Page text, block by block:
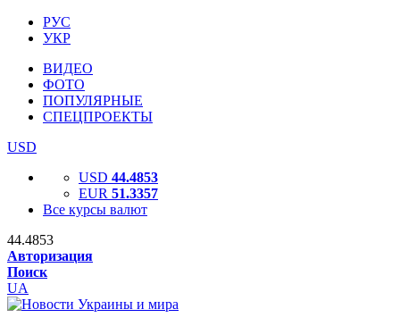
РУС
УКР
ВИДЕО
ФОТО
ПОПУЛЯРНЫЕ
СПЕЦПРОЕКТЫ
USD
USD 44.4853
EUR 51.3357
Все курсы валют
44.4853
Авторизация
Поиск
UA